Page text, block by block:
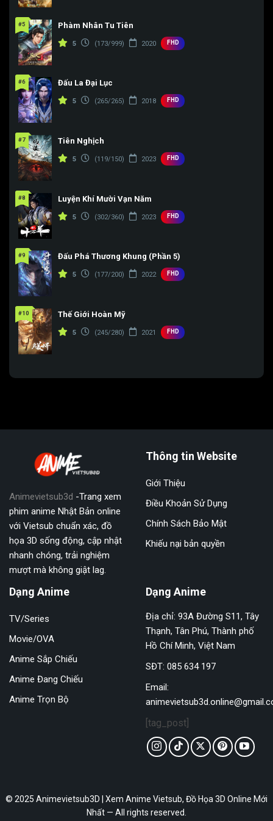
Tập 158 Tập 159
Tập 161
#5 Phàm Nhân Tu Tiên
5 (173/999) 2020 FHD
#6 Đấu La Đại Lục
5 (265/265) 2018 FHD
#7 Tiên Nghịch
5 (119/150) 2023 FHD
#8 Luyện Khí Mười Vạn Năm
5 (302/360) 2023 FHD
#9 Đấu Phá Thương Khung (Phần 5)
5 (177/200) 2022 FHD
#10 Thế Giới Hoàn Mỹ
5 (245/280) 2021 FHD
Animevietsub3d -Trang xem
phim anime Nhật Bản online
với Vietsub chuẩn xác, đồ
họa 3D sống động, cập nhật
nhanh chóng, trải nghiệm
mượt mà không giật lag.
Thông tin Website
Giới Thiệu
Điều Khoản Sử Dụng
Chính Sách Bảo Mật
Khiếu nại bản quyền
Dạng Anime
TV/Series
Movie/OVA
Anime Sắp Chiếu
Anime Đang Chiếu
Anime Trọn Bộ
Dạng Anime
Địa chỉ: 93A Đường S11, Tây
Thạnh, Tân Phú, Thành phố
Hồ Chí Minh, Việt Nam
SĐT: 085 634 197
Email:
[tag_post]
© 2025 Animevietsub3D | Xem Anime Vietsub, Đồ Họa 3D Online Mới
Nhất — All rights reserved.